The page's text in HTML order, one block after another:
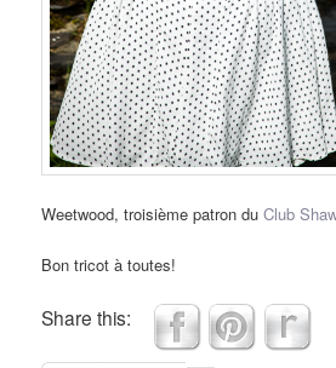
Weetwood, troisième patron duClub
Bon tricot à toutes!
Share this: